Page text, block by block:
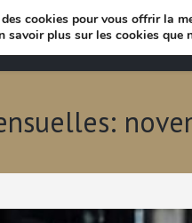
cookies pour vous offrir la
savoir plus sur les cookies